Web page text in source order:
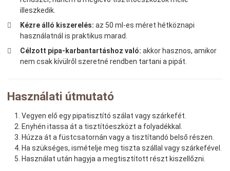
illeszkedik.
Kézre álló kiszerelés: az 50 ml-es méret hétköznapi
használatnál is praktikus marad.
Célzott pipa-karbantartáshoz való: akkor hasznos, amikor
nem csak kívülről szeretné rendben tartani a pipát.
Használati útmutató
Vegyen elő egy pipatisztító szálat vagy szárkefét.
Enyhén itassa át a tisztítóeszközt a folyadékkal.
Húzza át a füstcsatornán vagy a tisztítandó belső részen.
Ha szükséges, ismételje meg tiszta szállal vagy szárkefével.
Használat után hagyja a megtisztított részt kiszellőzni.